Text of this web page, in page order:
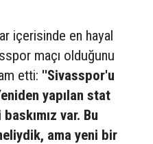
içerisinde en hayal
maçı olduğunu
etti: ''Sivasspor'u
yapılan stat
var. Bu
ama yeni bir